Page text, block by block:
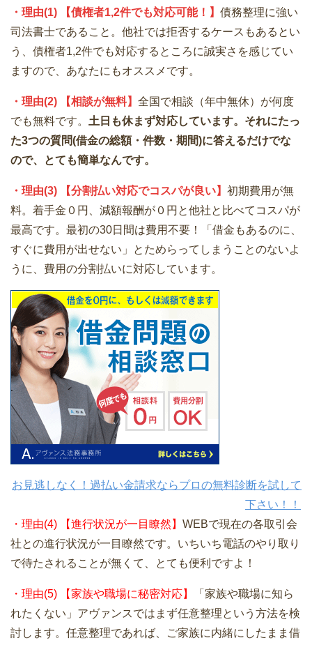
・理由(1) 【債権者1,2件でも対応可能！】 債務整理に強い
司法書士であること。他社では拒否するケースもあるとい
う、債権者1,2件でも対応するところに誠実さを感じてい
ますので、あなたにもオススメです。
・理由(2) 【相談が無料】 全国で相談（年中無休）が何度
でも無料です。 土日も休まず対応しています。それにたっ
た3つの質問(借金の総額・件数・期間)に答えるだけでな
ので、とても簡単なんです。
・理由(3) 【分割払い対応でコスパが良い】 初期費用が無
料。着手金０円、減額報酬が０円と他社と比べてコスパが
最高です。最初の30日間は費用不要！「借金もあるのに、
すぐに費用が出せない」とためらってしまうことのないよ
うに、費用の分割払いに対応しています。
お見逃しなく！過払い金請求ならプロの無料診断を試して
下さい！！
・理由(4) 【進行状況が一目瞭然】 WEBで現在の各取引会
社との進行状況が一目瞭然です。いちいち電話のやり取り
で待たされることが無くて、とても便利ですよ！
・理由(5) 【家族や職場に秘密対応】
「家族や職場に知ら
れたくない」アヴァンスではまず任意整理という方法を検
討します。任意整理であれば、ご家族に内緒にしたまま借